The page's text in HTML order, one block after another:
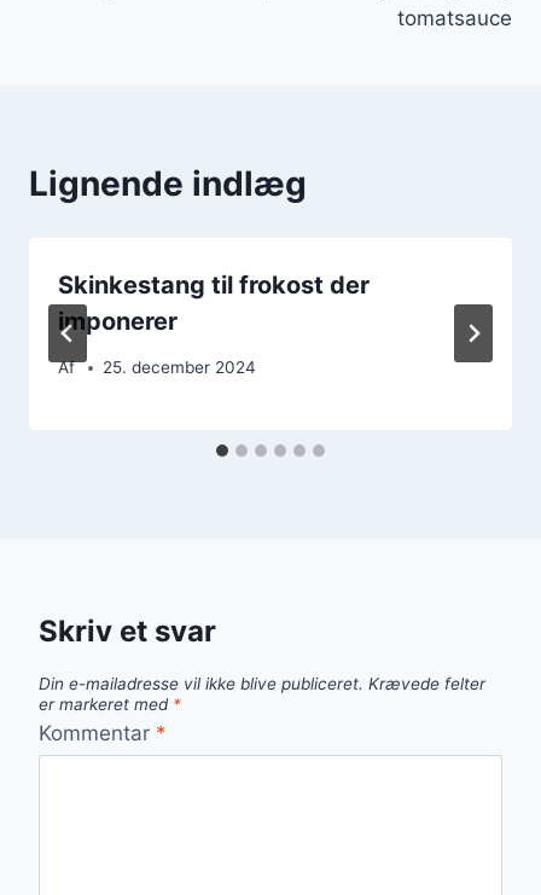
tomatsauce
Lignende indlæg
Skinkestang til frokost der
imponerer
Af 25. december 2024
Skriv et svar
Din e-mailadresse vil ikke blive publiceret. Krævede felter
er markeret med *
Kommentar *